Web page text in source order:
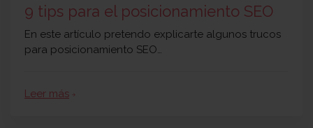
9 tips para el posicionamiento SEO
En este artículo pretendo explicarte algunos trucos
para posicionamiento SEO…
Leer más arrow_forward